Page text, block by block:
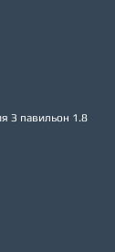
З павильон 1.8